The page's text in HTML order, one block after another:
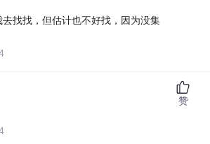
找找，但估计也不好找，因为没集
赞